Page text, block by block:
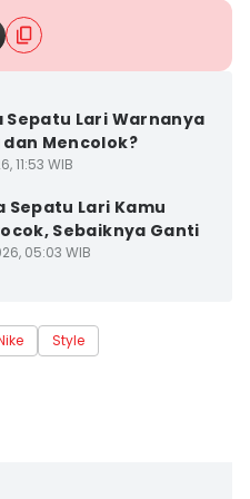
Sepatu Lari Warnanya
Mencolok?
11:53 WIB
Sepatu Lari Kamu
Sebaiknya Ganti
05:03 WIB
Style